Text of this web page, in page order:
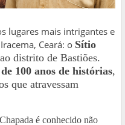
lugares mais intrigantes e
Ceará: o Sítio
distrito de Bastiões.
100 anos de histórias,
que atravessam
é conhecido não